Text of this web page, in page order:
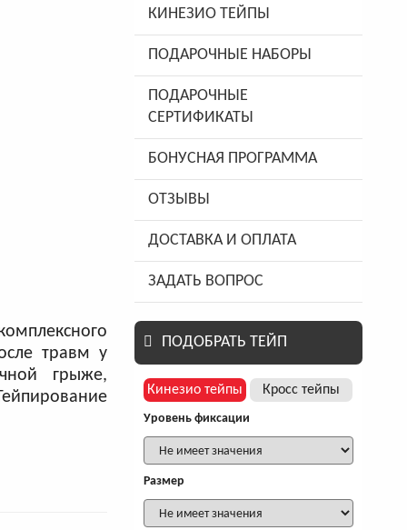
травм у
грыже,
КИНЕЗИО ТЕЙПЫ
ПОДАРОЧНЫЕ НАБОРЫ
ПОДАРОЧНЫЕ
СЕРТИФИКАТЫ
БОНУСНАЯ ПРОГРАММА
ОТЗЫВЫ
ДОСТАВКА И ОПЛАТА
ЗАДАТЬ ВОПРОС
ПОДОБРАТЬ ТЕЙП
Кинезио тейпы Кросс тейпы
Уровень фиксации
Размер